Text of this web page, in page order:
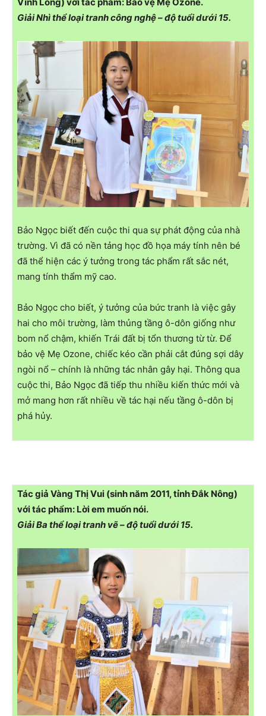
Vĩnh Long) với tác phẩm: Bảo vệ Mẹ Ozone.
Giải Nhì thể loại tranh công nghệ – độ tuổi dưới 15.
Bảo Ngọc biết đến cuộc thi qua sự phát động của nhà
trường. Vì đã có nền tảng học đồ họa máy tính nên bé
đã thể hiện các ý tưởng trong tác phẩm rất sắc nét,
mang tính thẩm mỹ cao.
Bảo Ngọc cho biết, ý tưởng của bức tranh là việc gây
hai cho môi trường, làm thủng tầng ô-dôn giống như
bom nổ chậm, khiến Trái đất bị tổn thương từ từ. Để
bảo vệ Mẹ Ozone, chiếc kéo cần phải cắt đúng sợi dây
ngòi nổ – chính là những tác nhân gây hại. Thông qua
cuộc thi, Bảo Ngọc đã tiếp thu nhiều kiến thức mới và
mở mang hơn rất nhiều về tác hại nếu tầng ô-dôn bị
phá hủy.
Tác giả Vàng Thị Vui (sinh năm 2011, tỉnh Đắk Nông)
với tác phẩm: Lời em muốn nói.
Giải Ba thể loại tranh vẽ – độ tuổi dưới 15.